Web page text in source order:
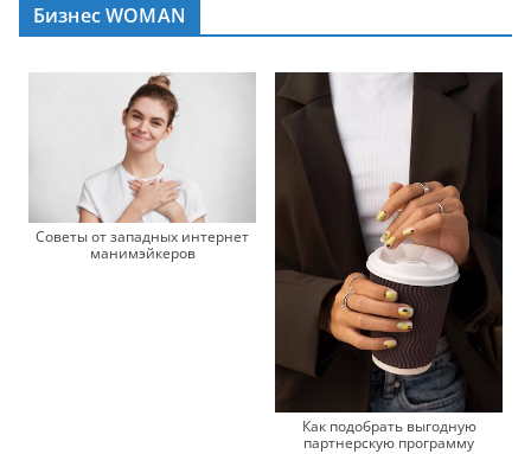
Бизнес WOMAN
Советы от западных интернет
манимэйкеров
Как подобрать выгодную
партнерскую программу